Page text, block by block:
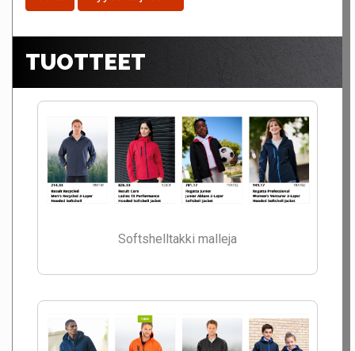
TUOTTEET
Softshelltakki malleja